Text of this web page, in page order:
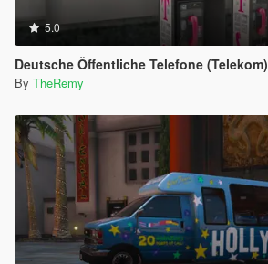
5.0
Deutsche Öffentliche Telefone (Telekom)
By TheRemy